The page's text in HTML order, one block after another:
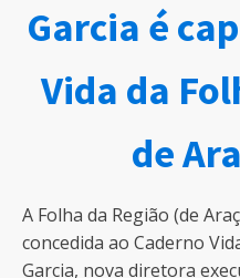
Garcia é
Vida da
de
A Folha da Região (de
concedida ao Caderno
Garcia, nova diretora